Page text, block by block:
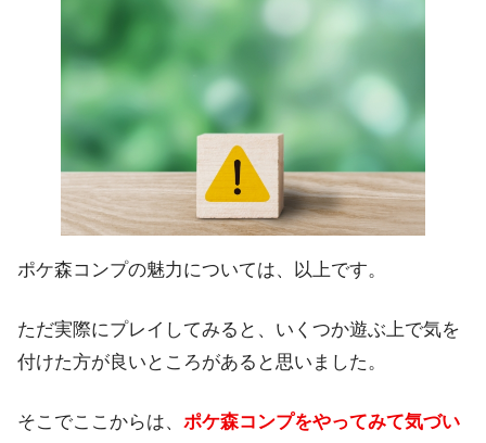
ポケ森コンプの魅力については、以上です。
ただ実際にプレイしてみると、いくつか遊ぶ上で気を
付けた方が良いところがあると思いました。
そこでここからは、 ポケ森コンプをやってみて気づい